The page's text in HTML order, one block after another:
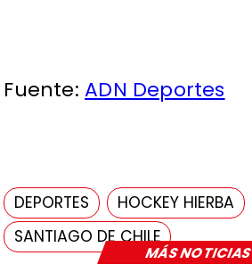
MÁS NOTICIAS
Fuente:ADN Deportes
DEPORTES
HOCKEY HIERBA
SANTIAGO DE CHILE